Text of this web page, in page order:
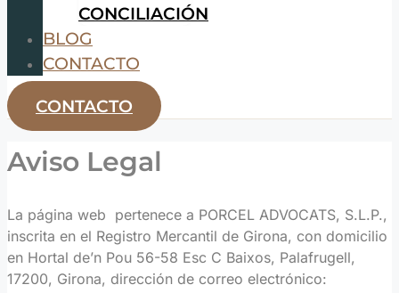
CONCILIACIÓN
BLOG
CONTACTO
CONTACTO
Aviso Legal
La página web pertenece a PORCEL ADVOCATS, S.L.P.,
inscrita en el Registro Mercantil de Girona, con domicilio
en Hortal de’n Pou 56-58 Esc C Baixos, Palafrugell,
17200, Girona, dirección de correo electrónico: